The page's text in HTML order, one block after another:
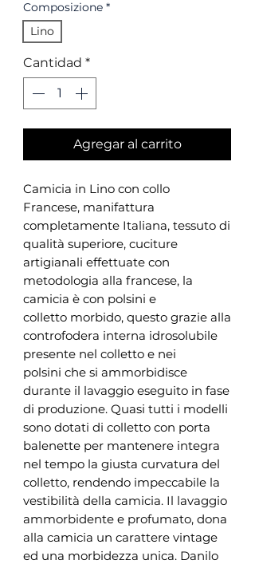
Composizione *
Lino
Cantidad *
Agregar al carrito
Camicia in Lino con collo
Francese, manifattura
completamente Italiana, tessuto di
qualità superiore, cuciture
artigianali effettuate con
metodologia alla francese, la
camicia è con polsini e
colletto morbido, questo grazie alla
controfodera interna idrosolubile
presente nel colletto e nei
polsini che si ammorbidisce
durante il lavaggio eseguito in fase
di produzione. Quasi tutti i modelli
sono dotati di colletto con porta
balenette per mantenere integra
nel tempo la giusta curvatura del
colletto, rendendo impeccabile la
vestibilità della camicia. Il lavaggio
ammorbidente e profumato, dona
alla camicia un carattere vintage
ed una morbidezza unica. Danilo